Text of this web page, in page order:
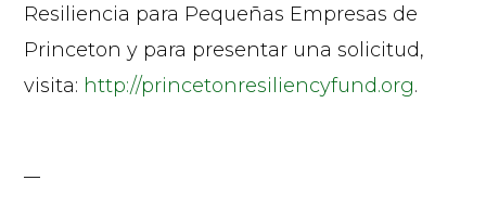
Resiliencia para Pequeñas Empresas de
Princeton y para presentar una solicitud,
visita: http://princetonresiliencyfund.org.